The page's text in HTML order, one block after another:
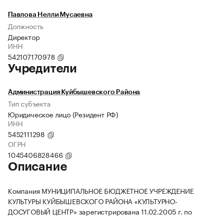
Павлова Нелли Мусаевна
Должность
Директор
ИНН
542107170978
Учредители
Администрация Куйбышевского Района
Тип субъекта
Юридическое лицо (Резидент РФ)
ИНН
5452111298
ОГРН
1045406828466
Описание
Компания МУНИЦИПАЛЬНОЕ БЮДЖЕТНОЕ УЧРЕЖДЕНИЕ
КУЛЬТУРЫ КУЙБЫШЕВСКОГО РАЙОНА «КУЛЬТУРНО-
ДОСУГОВЫЙ ЦЕНТР» зарегистрирована 11.02.2005 г. по